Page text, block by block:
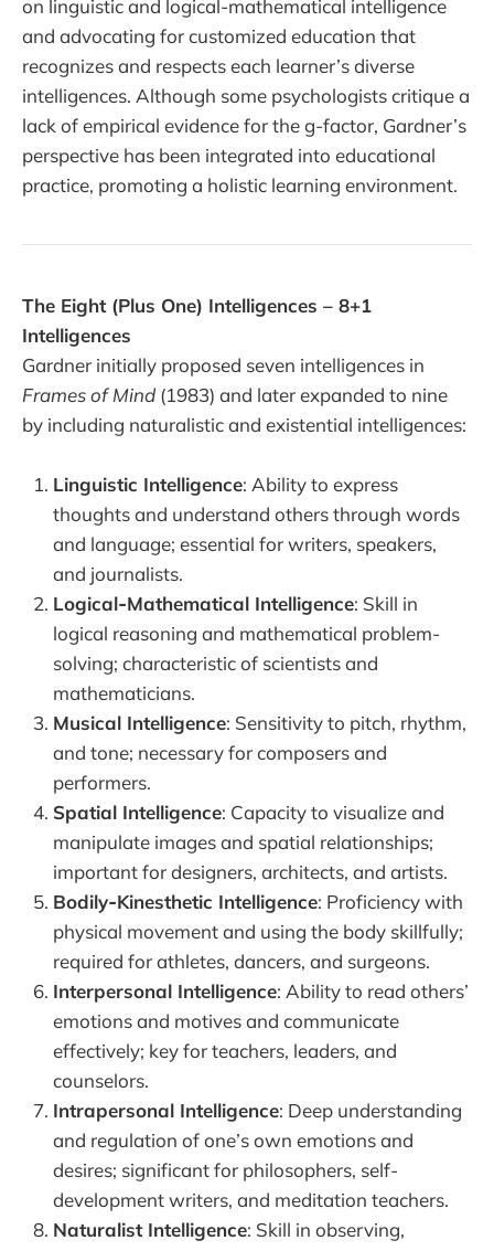
on linguistic and logical-mathematical intelligence
and advocating for customized education that
recognizes and respects each learner’s diverse
intelligences. Although some psychologists critique a
lack of empirical evidence for the g-factor, Gardner’s
perspective has been integrated into educational
practice, promoting a holistic learning environment.
The Eight (Plus One) Intelligences – 8+1
Intelligences
Gardner initially proposed seven intelligences in
Frames of Mind (1983) and later expanded to nine
by including naturalistic and existential intelligences:
Linguistic Intelligence: Ability to express
thoughts and understand others through words
and language; essential for writers, speakers,
and journalists.
Logical‑Mathematical Intelligence: Skill in
logical reasoning and mathematical problem-
solving; characteristic of scientists and
mathematicians.
Musical Intelligence: Sensitivity to pitch, rhythm,
and tone; necessary for composers and
performers.
Spatial Intelligence: Capacity to visualize and
manipulate images and spatial relationships;
important for designers, architects, and artists.
Bodily‑Kinesthetic Intelligence: Proficiency with
physical movement and using the body skillfully;
required for athletes, dancers, and surgeons.
Interpersonal Intelligence: Ability to read others’
emotions and motives and communicate
effectively; key for teachers, leaders, and
counselors.
Intrapersonal Intelligence: Deep understanding
and regulation of one’s own emotions and
desires; significant for philosophers, self-
development writers, and meditation teachers.
Naturalist Intelligence: Skill in observing,